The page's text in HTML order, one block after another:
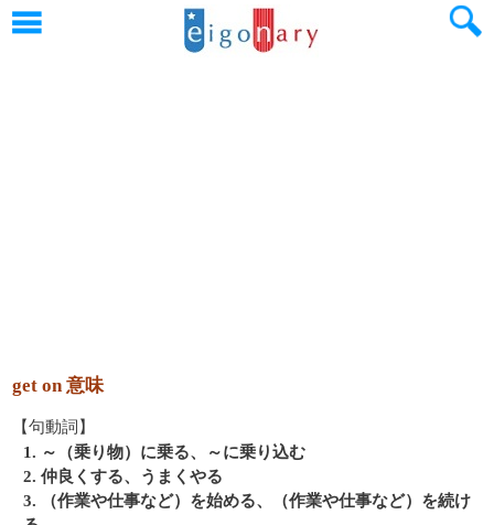
get on 意味
【句動詞】
1. ～（乗り物）に乗る、～に乗り込む
2. 仲良くする、うまくやる
3. （作業や仕事など）を始める、（作業や仕事など）を続け